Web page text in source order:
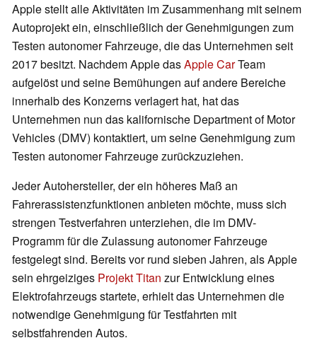
Apple stellt alle Aktivitäten im Zusammenhang mit seinem
Autoprojekt ein, einschließlich der Genehmigungen zum
Testen autonomer Fahrzeuge, die das Unternehmen seit
2017 besitzt. Nachdem Apple dasApple CarTeam
aufgelöst und seine Bemühungen auf andere Bereiche
innerhalb des Konzerns verlagert hat, hat das
Unternehmen nun das kalifornische Department of Motor
Vehicles (DMV) kontaktiert, um seine Genehmigung zum
Testen autonomer Fahrzeuge zurückzuziehen.
Jeder Autohersteller, der ein höheres Maß an
Fahrerassistenzfunktionen anbieten möchte, muss sich
strengen Testverfahren unterziehen, die im DMV-
Programm für die Zulassung autonomer Fahrzeuge
festgelegt sind. Bereits vor rund sieben Jahren, als Apple
sein ehrgeiziges Projekt Titan zur Entwicklung eines
Elektrofahrzeugs startete, erhielt das Unternehmen die
notwendige Genehmigung für Testfahrten mit
selbstfahrenden Autos.